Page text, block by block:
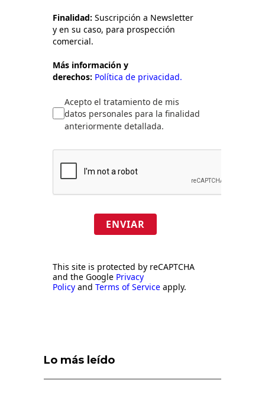
Finalidad: Suscripción a Newsletter
y en su caso, para prospección
comercial.
Más información y
derechos: Política de privacidad.
Acepto el tratamiento de mis
datos personales para la finalidad
anteriormente detallada.
ENVIAR
This site is protected by reCAPTCHA
and the Google Privacy
Policy and Terms of Service apply.
Lo más leído